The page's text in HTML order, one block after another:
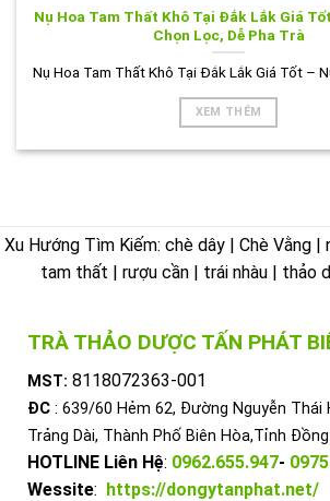
Nụ Hoa Tam Thất Khô Tại Đắk Lắk Giá
Chọn Lọc, Dễ Pha Trà
Nụ Hoa Tam Thất Khô Tại Đắk Lắk Giá Tốt –
XEM THÊM
Xu Hướng Tìm Kiếm: chè dây | Chè Vằng |
tam thất | rượu cần | trái nhàu | thảo
TRÀ THẢO DƯỢC TẤN PHÁT
MST: 8118072363-001
ĐC : 639/60 Hẻm 62, Đường Nguyễn Thái
Trảng Dài, Thành Phố Biên Hòa,Tỉnh
HOTLINE Liên Hệ: 0962.655.947-
Wessite: https://dongytanphat.net/